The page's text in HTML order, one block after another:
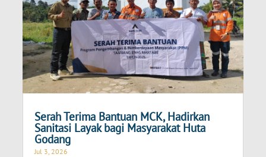
Serah Terima Bantuan MCK, Hadirkan
Sanitasi Layak bagi Masyarakat Huta
Godang
Jul 3, 2026